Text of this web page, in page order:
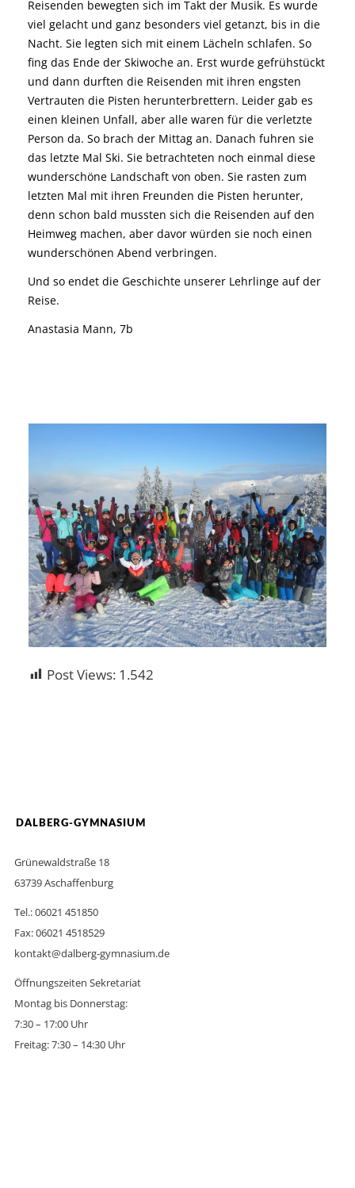
Reisenden bewegten sich im Takt der Musik. Es wurde
viel gelacht und ganz besonders viel getanzt, bis in die
Nacht. Sie legten sich mit einem Lächeln schlafen. So
fing das Ende der Skiwoche an. Erst wurde gefrühstückt
und dann durften die Reisenden mit ihren engsten
Vertrauten die Pisten herunterbrettern. Leider gab es
einen kleinen Unfall, aber alle waren für die verletzte
Person da. So brach der Mittag an. Danach fuhren sie
das letzte Mal Ski. Sie betrachteten noch einmal diese
wunderschöne Landschaft von oben. Sie rasten zum
letzten Mal mit ihren Freunden die Pisten herunter,
denn schon bald mussten sich die Reisenden auf den
Heimweg machen, aber davor würden sie noch einen
wunderschönen Abend verbringen.
Und so endet die Geschichte unserer Lehrlinge auf der
Reise.
Anastasia Mann, 7b
Post Views: 1.542
DALBERG-GYMNASIUM
Grünewaldstraße 18
63739 Aschaffenburg
Tel.: 06021 451850
Fax: 06021 4518529
kontakt@dalberg-gymnasium.de
Öffnungszeiten Sekretariat
Montag bis Donnerstag:
7:30 – 17:00 Uhr
Freitag: 7:30 – 14:30 Uhr